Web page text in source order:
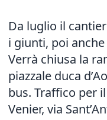
Da luglio il
i giunti, poi
Verrà chiusa la
piazzale duca
bus. Traffico per
Venier, via